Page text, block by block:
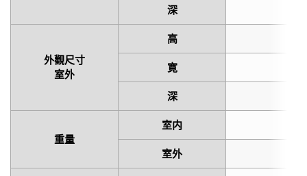
深
外觀尺寸
室外
高
寛
深
重量
室内
室外